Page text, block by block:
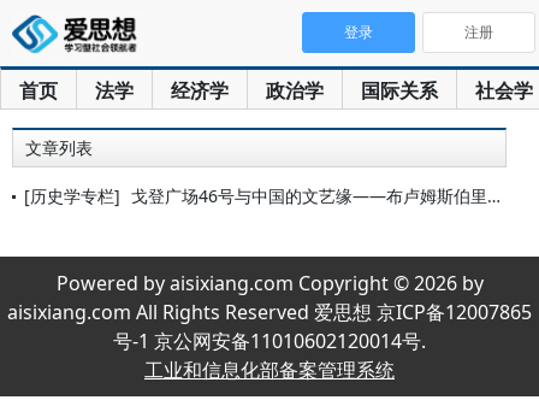
首页 法学 经济学 政治学 国际关系 社会学
登录 注册
文章列表
[历史学专栏] 戈登广场46号与中国的文艺缘——布卢姆斯伯里往事之二
Powered by aisixiang.com Copyright © 2026 by
aisixiang.com All Rights Reserved 爱思想 京ICP备12007865
号-1 京公网安备11010602120014号.
工业和信息化部备案管理系统